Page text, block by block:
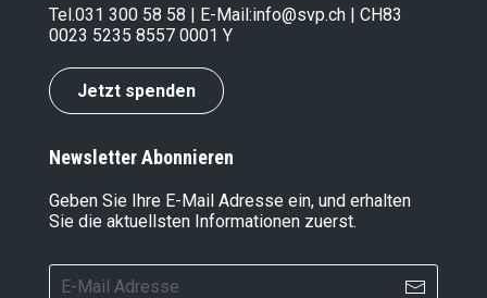
Tel.031 300 58 58 | E-Mail:info@svp.ch | CH83
0023 5235 8557 0001 Y
Jetzt spenden
Newsletter Abonnieren
Geben Sie Ihre E-Mail Adresse ein, und erhalten
Sie die aktuellsten Informationen zuerst.